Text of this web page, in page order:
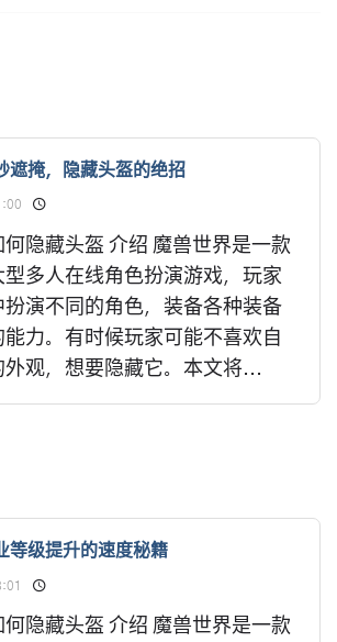
遮掩，隐藏头盔的绝招
隐藏头盔 介绍 魔兽世界是一款
多人在线角色扮演游戏，玩家
扮演不同的角色，装备各种装备
力。有时候玩家可能不喜欢自
外观，想要隐藏它。本文将...
等级提升的速度秘籍
隐藏头盔 介绍 魔兽世界是一款